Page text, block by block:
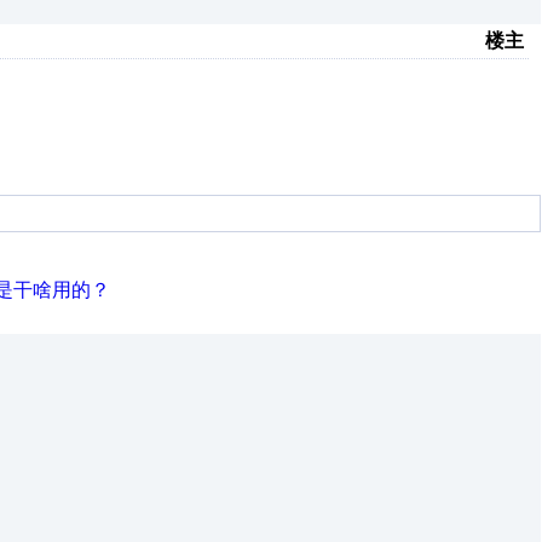
楼主
干啥用的？